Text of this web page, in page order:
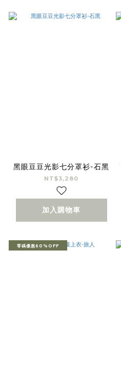
黑眼豆豆光影七分罩衫-石黑
NT$3,280
加入購物車
零碼優惠60%OFF